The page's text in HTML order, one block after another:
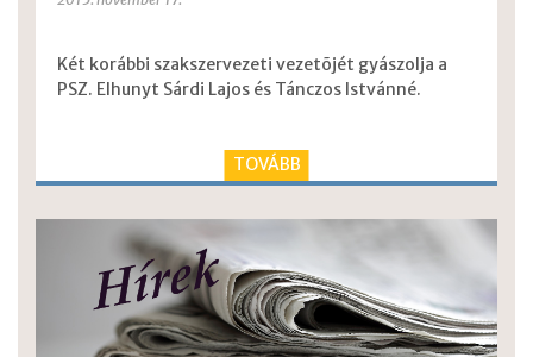
Két korábbi szakszervezeti vezetõjét gyászolja a
PSZ. Elhunyt Sárdi Lajos és Tánczos Istvánné.
TOVÁBB